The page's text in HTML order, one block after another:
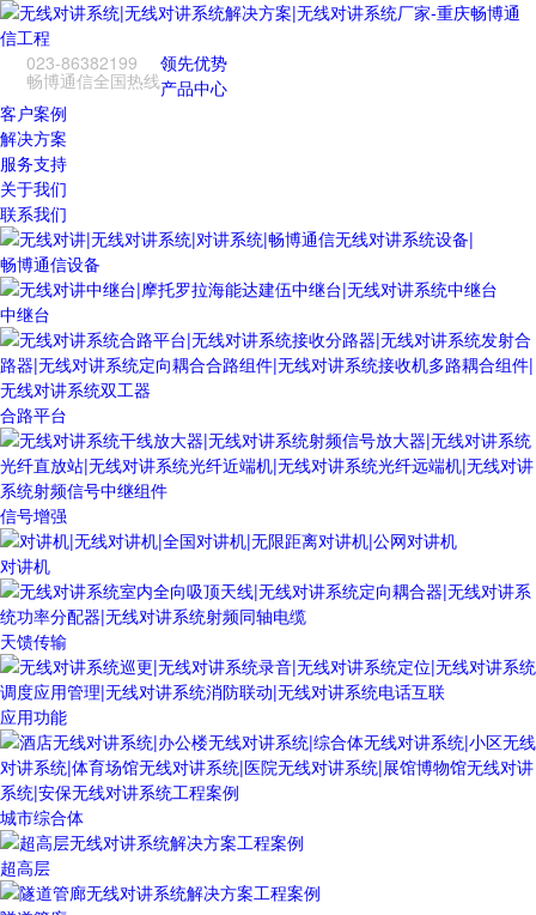
023-86382199
畅博通信全国热线
领先优势
产品中心
客户案例
解决方案
服务支持
关于我们
联系我们
畅博通信设备
中继台
合路平台
信号增强
对讲机
天馈传输
应用功能
城市综合体
超高层